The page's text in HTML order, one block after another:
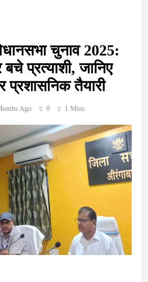
चुनाव 2025:
प्रत्याशी, जानिए
प्रशासनिक तैयारी
Ago 0 1 Mins